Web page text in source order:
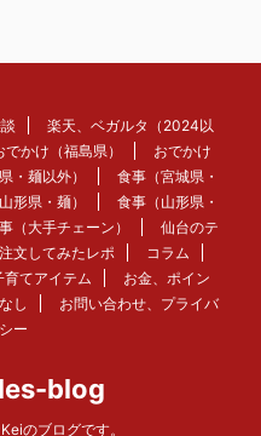
楽天、ベガルタ（2024以
でかけ（福島県）
おでかけ
・麺以外）
食事（宮城県・
形県・麺）
食事（山形県・
（大手チェーン）
仙台のテ
文してみたレポ
コラム
育てアイテム
お金、ポイン
し
お問い合わせ、プライバ
ー
blog
のブログです。